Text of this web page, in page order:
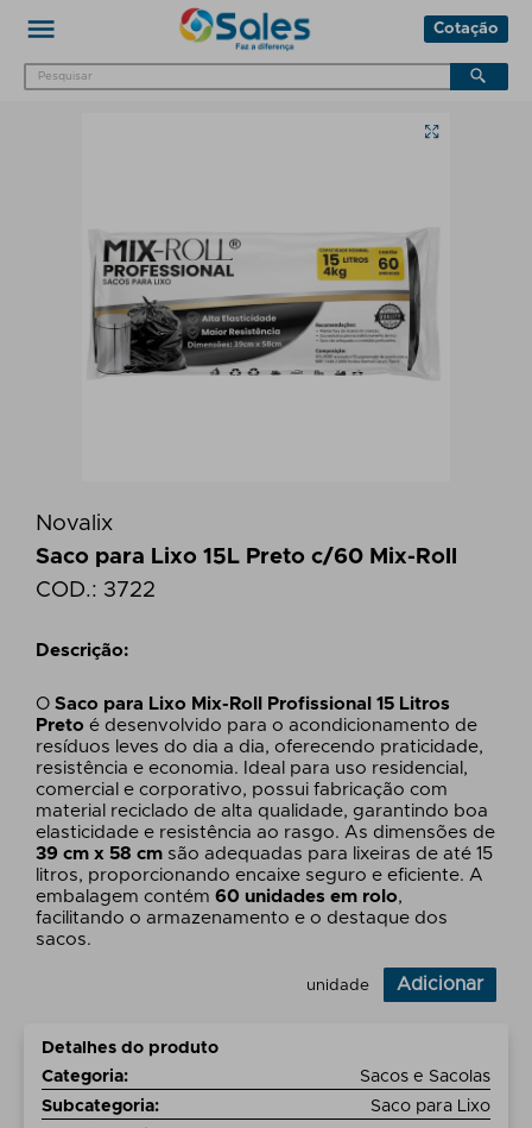
Cotação
Novalix
Saco para Lixo 15L Preto c/60 Mix-Roll
COD.: 3722
Descrição:
OSaco para Lixo Mix-Roll Profissional 15 Litros
Preto é desenvolvido para o acondicionamento de
resíduos leves do dia a dia, oferecendo praticidade,
resistência e economia. Ideal para uso residencial,
comercial e corporativo, possui fabricação com
material reciclado de alta qualidade, garantindo boa
elasticidade e resistência ao rasgo. As dimensões de
39 cm x 58 cm são adequadas para lixeiras de até 15
litros, proporcionando encaixe seguro e eficiente. A
embalagem contém60 unidades em rolo,
facilitando o armazenamento e o destaque dos
sacos.
unidade Adicionar
Detalhes do produto
Categoria:
Sacos e Sacolas
Subcategoria:
Saco para Lixo